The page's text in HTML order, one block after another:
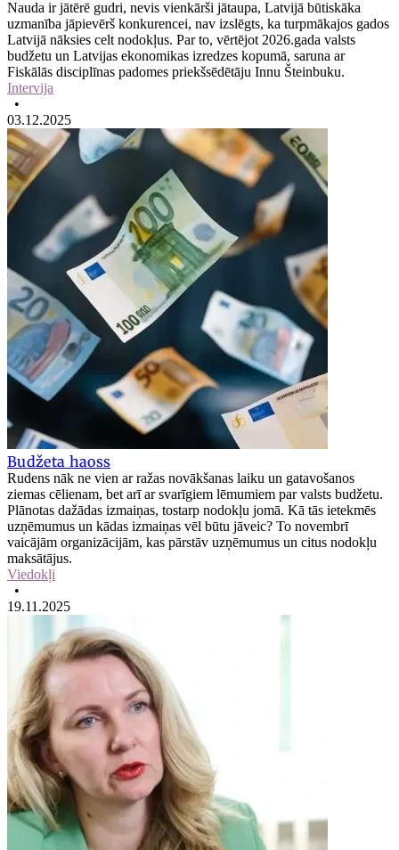
Nauda ir jātērē gudri, nevis vienkārši jātaupa, Latvijā būtiskāka
uzmanība jāpievērš konkurencei, nav izslēgts, ka turpmākajos gados
Latvijā nāksies celt nodokļus. Par to, vērtējot 2026.gada valsts
budžetu un Latvijas ekonomikas izredzes kopumā, saruna ar
Fiskālās disciplīnas padomes priekšsēdētāju Innu Šteinbuku.
Intervija
•
03.12.2025
Budžeta haoss
Rudens nāk ne vien ar ražas novākšanas laiku un gatavošanos
ziemas cēlienam, bet arī ar svarīgiem lēmumiem par valsts budžetu.
Plānotas dažādas izmaiņas, tostarp nodokļu jomā. Kā tās ietekmēs
uzņēmumus un kādas izmaiņas vēl būtu jāveic? To novembrī
vaicājām organizācijām, kas pārstāv uzņēmumus un citus nodokļu
maksātājus.
Viedokļi
•
19.11.2025